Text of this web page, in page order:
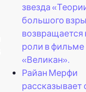
звезда
большого
возвращается
роли в фильме
«Великан».
Райан Мерфи
рассказывает